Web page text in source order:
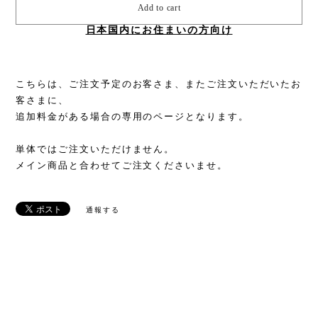
Add to cart
日本国内にお住まいの方向け
こちらは、ご注文予定のお客さま、またご注文いただいたお
客さまに、
追加料金がある場合の専用のページとなります。
単体ではご注文いただけません。
メイン商品と合わせてご注文くださいませ。
通報する